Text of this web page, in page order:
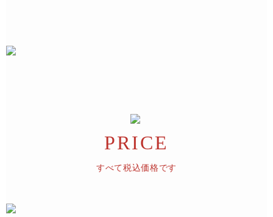
PRICE
すべて税込価格です